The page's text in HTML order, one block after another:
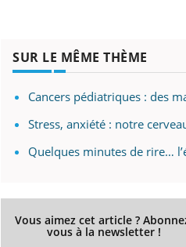
SUR LE MÊME THÈME
Cancers pédiatriques : des
Stress, anxiété : notre
Quelques minutes de rire…
Vous aimez cet article ?
vous à la newsletter !